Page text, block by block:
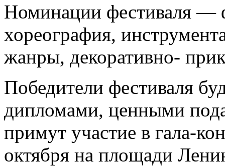
Номинации фестиваля —
хореография,
жанры, декоративно-
Победители фестиваля
дипломами, ценными
примут участие в гала-
октября на площади